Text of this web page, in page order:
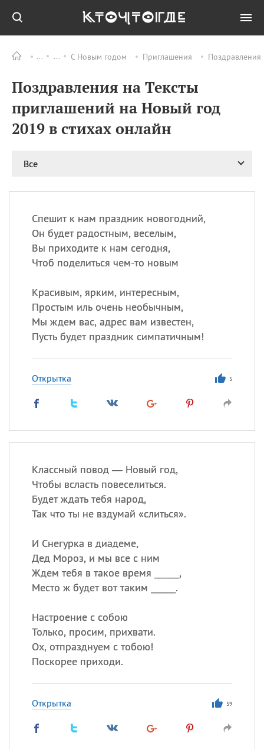
С Новым годом Приглашения
Поздравления на Тексты
приглашений на Новый год
2019 в стихах онлайн
Все
Спешит к нам праздник новогодний,
Он будет радостным, веселым,
Вы приходите к нам сегодня,
Чтоб поделиться чем-то новым
Красивым, ярким, интересным,
Простым иль очень необычным,
Мы ждем вас, адрес вам известен,
Пусть будет праздник симпатичным!
Открытка 5
Классный повод — Новый год,
Чтобы всласть повеселиться.
Будет ждать тебя народ,
Так что ты не вздумай «слиться».
И Снегурка в диадеме,
Дед Мороз, и мы все с ним
Ждем тебя в такое время ______,
Место ж будет вот таким ______.
Настроение с собою
Только, просим, прихвати.
Ох, отпразднуем с тобою!
Поскорее приходи.
Открытка 59
ПРАЗДНИКИ Все
09.08 День памяти жертв
бомбардировки
Нагасаки
09.08
09.08
День Дымняшки
(Smokey Bear Day)
ИМЕНА
Сергей, Теодор,
происхождение